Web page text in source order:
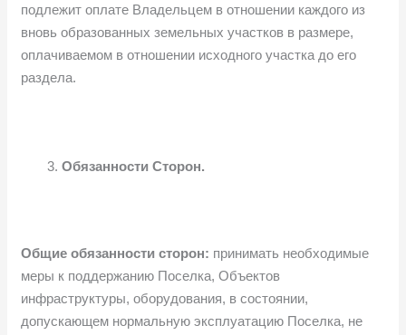
подлежит оплате Владельцем в отношении каждого из
вновь образованных земельных участков в размере,
оплачиваемом в отношении исходного участка до его
раздела.
Обязанности Сторон.
Общие обязанности сторон: принимать необходимые
меры к поддержанию Поселка, Объектов
инфраструктуры, оборудования, в состоянии,
допускающем нормальную эксплуатацию Поселка, не